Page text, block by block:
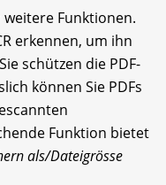
Funktionen.
erkennen, um ihn
schützen die PDF-
können Sie PDFs
Funktion bietet
als/Dateigrösse